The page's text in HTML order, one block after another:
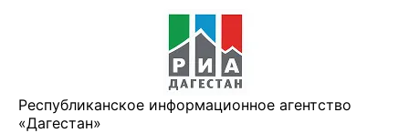
Республиканское информационное агентство
«Дагестан»